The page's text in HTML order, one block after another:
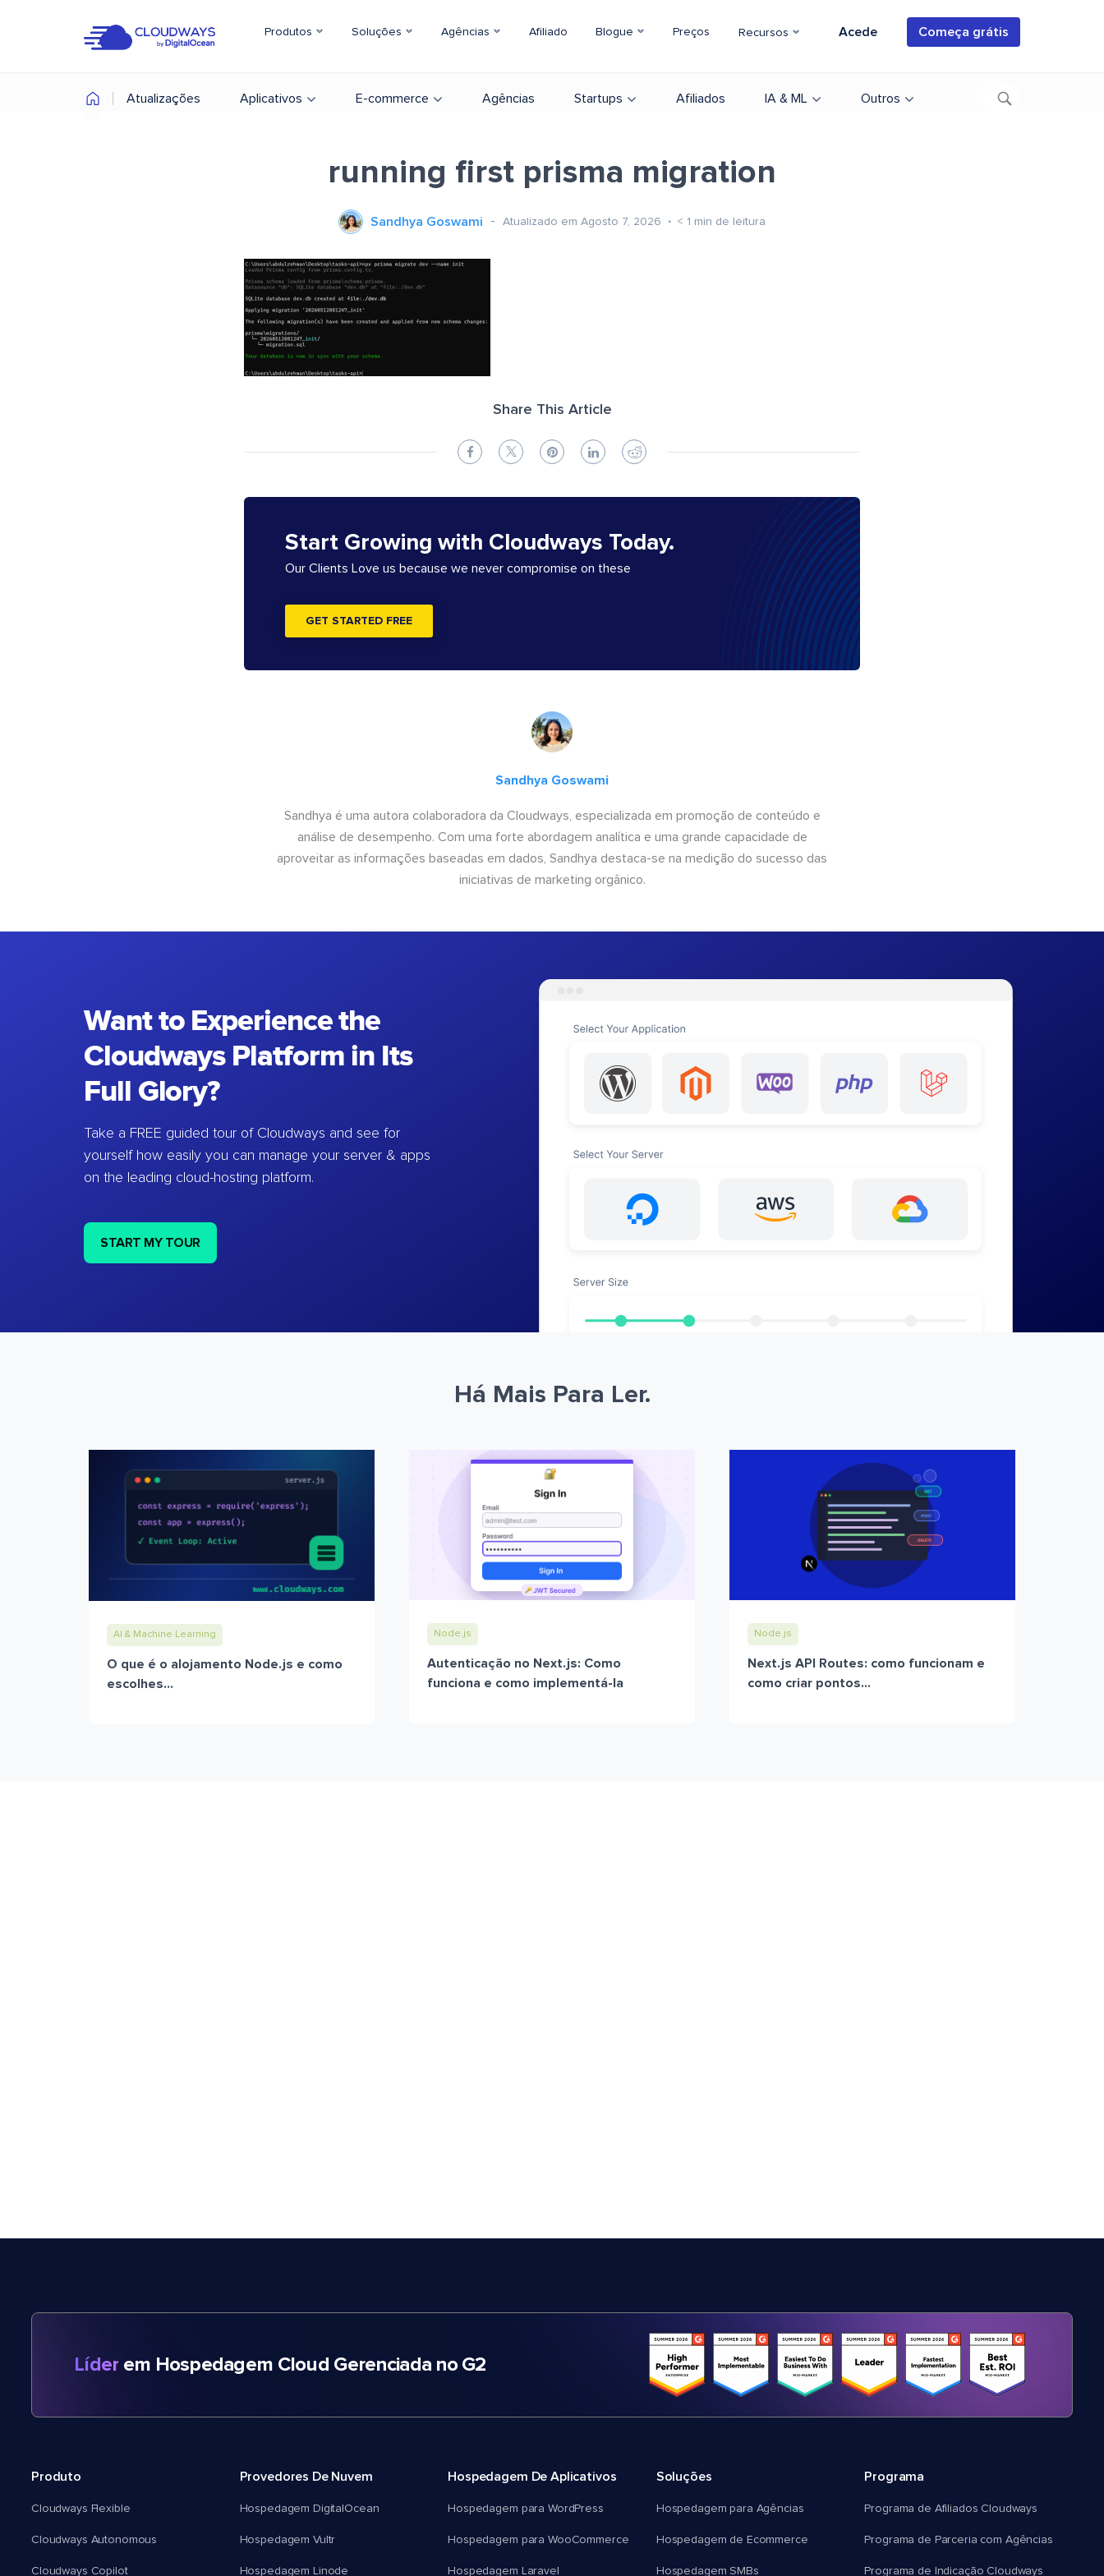
Produtos Soluções Agências Afiliado Blogue Preços Recursos Acede Começa grátis
Atualizações Aplicativos E-commerce Agências Startups Afiliados IA & ML Outros
running first prisma migration
Sandhya Goswami Atualizado em Agosto 7, 2026 < 1 min de leitura
Share This Article
Start Growing with Cloudways Today.
Our Clients Love us because we never compromise on these
GET STARTED FREE
Sandhya Goswami
Sandhya é uma autora colaboradora da Cloudways, especializada em promoção de conteúdo e
análise de desempenho. Com uma forte abordagem analítica e uma grande capacidade de
aproveitar as informações baseadas em dados, Sandhya destaca-se na medição do sucesso das
iniciativas de marketing orgânico.
Want to Experience the
Cloudways Platform in Its
Full Glory?
Take a FREE guided tour of Cloudways and see for
yourself how easily you can manage your server & apps
on the leading cloud-hosting platform.
START MY TOUR
Há Mais Para Ler.
AI & Machine Learning
O que é o alojamento Node.js e como
escolhes...
Node.js
Autenticação no Next.js: Como
funciona e como implementá-la
Node.js
Next.js API Routes: como funcionam e
como criar pontos...
Líder em Hospedagem Cloud Gerenciada no G2
Produto
Cloudways Flexible
Cloudways Autonomous
Cloudways Copilot
Provedores De Nuvem
Hospedagem DigitalOcean
Hospedagem Vultr
Hospedagem Linode
Hospedagem De Aplicativos
Hospedagem para WordPress
Hospedagem para WooCommerce
Hospedagem Laravel
Soluções
Hospedagem para Agências
Hospedagem de Ecommerce
Hospedagem SMBs
Programa
Programa de Afiliados Cloudways
Programa de Parceria com Agências
Programa de Indicação Cloudways